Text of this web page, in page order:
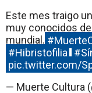
Este mes traigo un
muy conocidos de
mundial.
#Hibristofilia
pic.twitter.com/
— Muerte Cultura